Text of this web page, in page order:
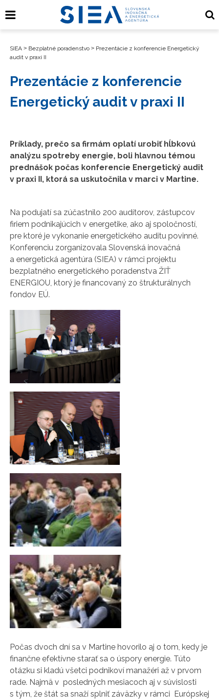
SIEA > Bezplatné poradenstvo > Prezentácie z konferencie Energetický
audit v praxi II
Prezentácie z konferencie
Energetický audit v praxi II
Príklady, prečo sa firmám oplatí urobiť hĺbkovú
analýzu spotreby energie, boli hlavnou témou
prednášok počas konferencie Energetický audit
v praxi II, ktorá sa uskutočnila v marci v Martine.
Na podujatí sa zúčastnilo 200 audítorov, zástupcov
firiem podnikajúcich v energetike, ako aj spoločností,
pre ktoré je vykonanie energetického auditu povinné.
Konferenciu zorganizovala Slovenská inovačná
a energetická agentúra (SIEA) v rámci projektu
bezplatného energetického poradenstva ŽIŤ
ENERGIOU, ktorý je financovaný zo štrukturálnych
fondov EÚ.
Počas dvoch dní sa v Martine hovorilo aj o tom, kedy je
finančne efektívne starať sa o úspory energie. Túto
otázku si kladú všetci podnikoví manažéri až v prvom
rade. Najmä v posledných mesiacoch aj v súvislosti
s tým, že štát sa snaží splniť záväzky v rámci Európskej